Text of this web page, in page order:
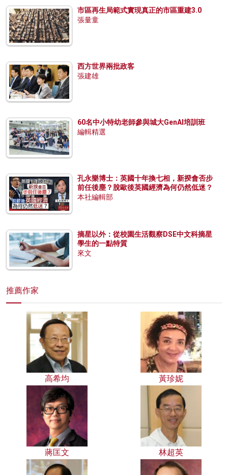
市區再生局範式實現真正的市區重建3.0
張量童
西方世界兩批政客
張建雄
60名中小特幼老師參與城大GenAI培訓班
編輯精選
孔永樂博士：英國十年換七相，新揆會否步
前任後塵？脫歐後英國經濟為何仍然低迷？
本社編輯部
摘星以外：從校園生活觀察DSE中文科摘星
學生的一點特質
來文
推薦作家
高希均 黃珍妮
蔣匡文 林超英